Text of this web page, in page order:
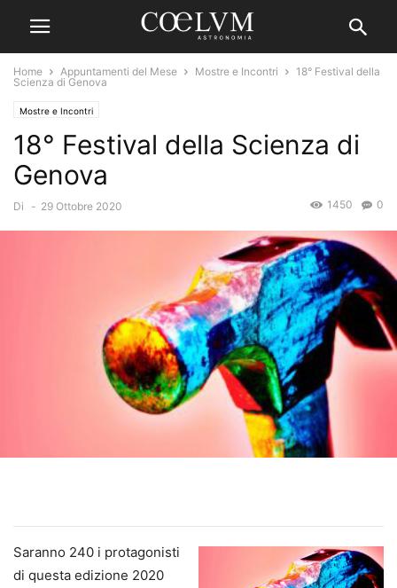
Home Appuntamenti del Mese Mostre e Incontri
18° Festival della
Scienza di Genova
Mostre e Incontri
18° Festival della Scienza di
Genova
Di - 29 Ottobre 2020 0
1450
Saranno 240 i protagonisti
di questa edizione 2020